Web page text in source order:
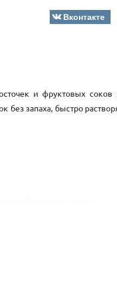
Вконтакте
и фруктовых
запаха, быстро
в пищевой